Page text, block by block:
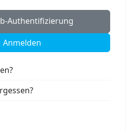
Authentifizierung
Anmelden